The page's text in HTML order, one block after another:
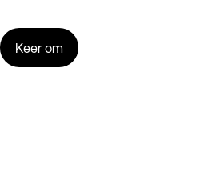
Keer om